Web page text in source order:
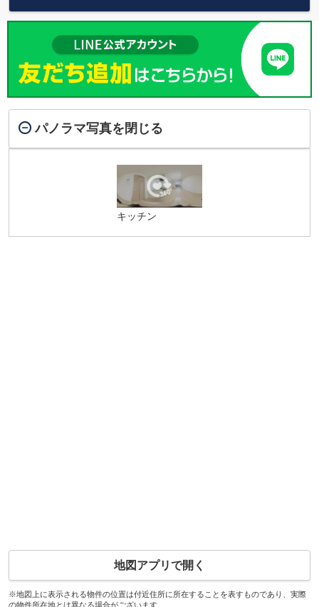
パノラマ写真を閉じる
キッチン
地図アプリで開く
※地図上に表示される物件の位置は付近住所に所在することを表すものであり、実際
の物件所在地とは異なる場合がございます。